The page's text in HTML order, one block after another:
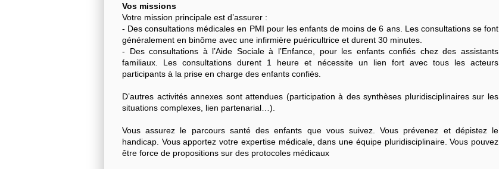
Vos missions
Votre mission principale est d’assurer :
- Des consultations médicales en PMI pour les enfants de moins de 6 ans. Les consultations se font
généralement en binôme avec une infirmière puéricultrice et durent 30 minutes.
- Des consultations à l’Aide Sociale à l’Enfance, pour les enfants confiés chez des assistants
familiaux. Les consultations durent 1 heure et nécessite un lien fort avec tous les acteurs
participants à la prise en charge des enfants confiés.
D’autres activités annexes sont attendues (participation à des synthèses pluridisciplinaires sur les
situations complexes, lien partenarial…).
Vous assurez le parcours santé des enfants que vous suivez. Vous prévenez et dépistez le
handicap. Vous apportez votre expertise médicale, dans une équipe pluridisciplinaire. Vous pouvez
être force de propositions sur des protocoles médicaux